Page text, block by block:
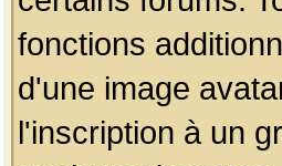
fonctions
d'une image
l'inscription à un